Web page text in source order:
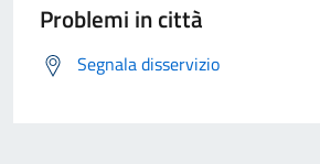
Problemi in città
Segnala disservizio